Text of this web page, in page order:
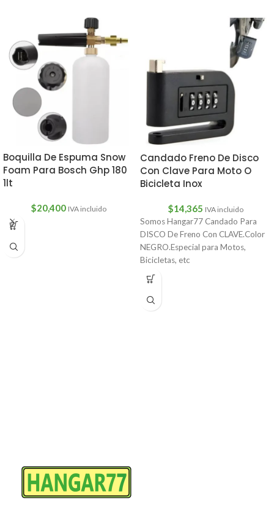
Boquilla De Espuma Snow
Foam Para Bosch Ghp 180
1lt
$20,400 IVA incluido
Candado Freno De Disco
Con Clave Para Moto O
Bicicleta Inox
$14,365 IVA incluido
Somos Hangar77 Candado Para
DISCO De Freno Con CLAVE.Color
NEGRO.Especial para Motos,
Bicicletas, etc